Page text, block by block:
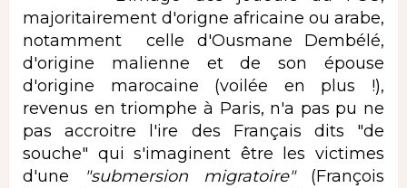
majoritairement d'origne africaine ou arabe,
notamment celle d'Ousmane Dembélé,
d'origine malienne et de son épouse
d'origine marocaine (voilée en plus !),
revenus en triomphe à Paris, n'a pas pu ne
pas accroitre l'ire des Français dits "de
souche" qui s'imaginent être les victimes
d'une
"submersion migratoire" (François